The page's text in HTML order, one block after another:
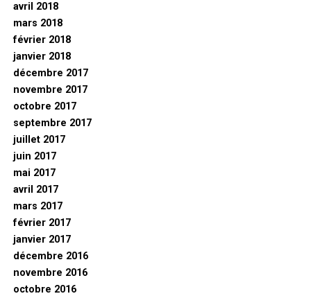
avril 2018
mars 2018
février 2018
janvier 2018
décembre 2017
novembre 2017
octobre 2017
septembre 2017
juillet 2017
juin 2017
mai 2017
avril 2017
mars 2017
février 2017
janvier 2017
décembre 2016
novembre 2016
octobre 2016